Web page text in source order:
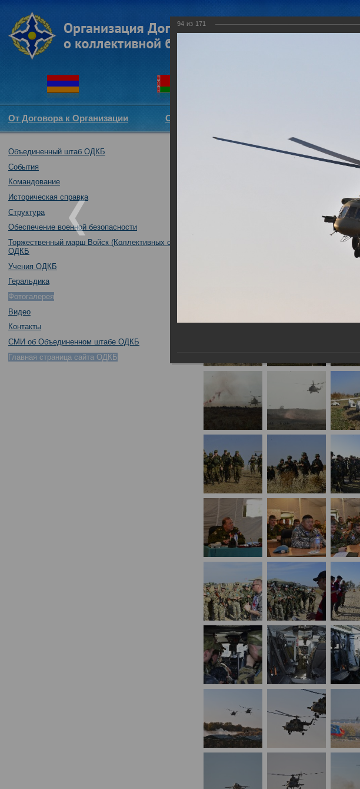
От Договора к Организации Структура ОДКБ
Объединенный штаб ОДКБ
События
Командование
Историческая справка
Структура
Обеспечение военной безопасности
Торжественный марш Войск (Коллективных сил)
ОДКБ
Учения ОДКБ
Геральдика
Фотогалерея
Видео
Контакты
СМИ об Объединенном штабе ОДКБ
Главная страница сайта ОДКБ
Совместное учение "Нерушимое
94 из 171